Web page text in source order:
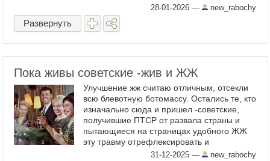
поле внимания человека » « В создании
благ состоит основная ...
28-01-2026 — new_rabochy
Развернуть
Пока живы советские -жив и ЖЖ
Улучшение жж считаю отличным, отсекли
всю блевотную ботомассу. Остались те, кто
изначально сюда и пришел -советские,
получившие ПТСР от развала страны и
пытающиеся на страницах удобного ЖЖ
эту травму отрефлексировать и
разобраться в причинах такого
31-12-2025 — new_rabochy